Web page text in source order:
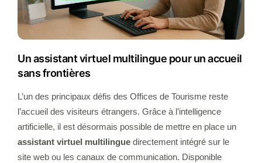
Un assistant virtuel multilingue pour un accueil
sans frontières
L’un des principaux défis des Offices de Tourisme reste
l’accueil des visiteurs étrangers. Grâce à l’intelligence
artificielle, il est désormais possible de mettre en place un
assistant virtuel multilingue directement intégré sur le
site web ou les canaux de communication. Disponible